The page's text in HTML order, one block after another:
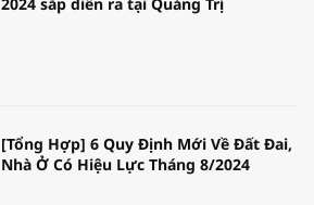
[Tổng Hợp] 6 Quy Định Mới Về Đất Đai,
Nhà Ở Có Hiệu Lực Tháng 8/2024